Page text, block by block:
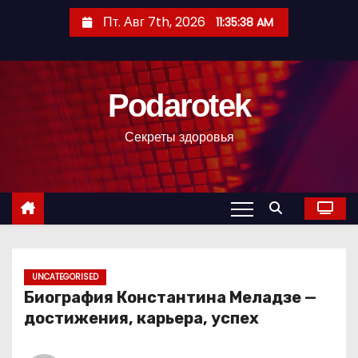
с
Пт. Авг 7th, 2026 11:35:39 AM
Podarotek
Секреты здоровья
UNCATEGORISED
Биография Константина Меладзе —
достижения, карьера, успех